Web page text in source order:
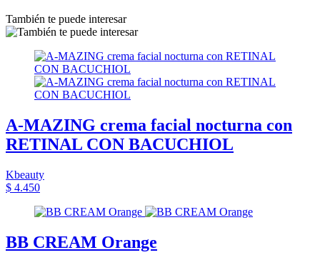
También te puede interesar
A-MAZING crema facial nocturna con
RETINAL CON BACUCHIOL
Kbeauty
$ 4.450
BB CREAM Orange